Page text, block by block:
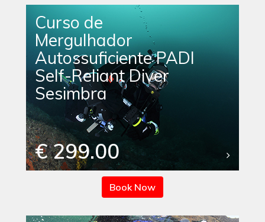
Curso de
Mergulhador
Autossuficiente PADI
Self-Reliant Diver
Sesimbra
€ 299.00
Book Now